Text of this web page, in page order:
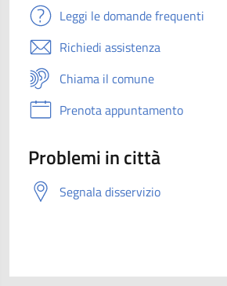
Leggi le domande frequenti
Richiedi assistenza
Chiama il comune
Prenota appuntamento
Problemi in città
Segnala disservizio